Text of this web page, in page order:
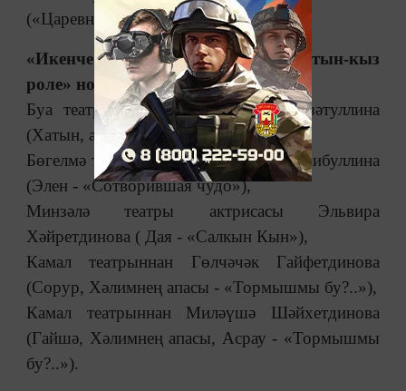
(«Царевна лягушка»).
«Икенче пландагы иң яхшы хатын-кыз
роле» номинациясендә:
Буа театры актрисасы Гөлназ Гыйззәтуллина
(Хатын, ат - «Абага»),
Бөгелмә театры актрисасы Ләйсән Хәбибуллина
(Элен - «Сотворившая чудо»),
Минзәлә театры актрисасы Эльвира
Хәйретдинова ( Дая - «Салкын Кын»),
Камал театрыннан Гөлчәчәк Гайфетдинова
(Сорур, Хәлимнең апасы - «Тормышмы бу?..»),
Камал театрыннан Миләүшә Шәйхетдинова
(Гайшә, Хәлимнең апасы, Асрау - «Тормышмы
бу?..»).